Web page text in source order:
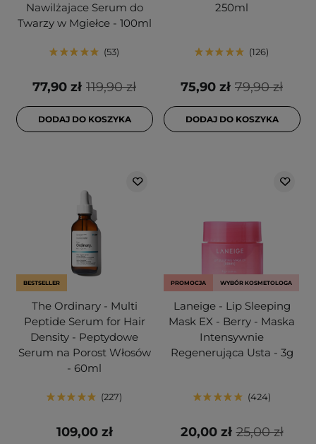
Nawilżajace Serum do
Twarzy w Mgiełce - 100ml
53
119,90 zł
77,90 zł
DODAJ DO KOSZYKA
250ml
126
79,90 zł
75,90 zł
DODAJ DO KOSZYKA
BESTSELLER
The Ordinary - Multi
Peptide Serum for Hair
Density - Peptydowe
Serum na Porost Włosów
- 60ml
227
109,00 zł
PROMOCJA WYBÓR KOSMETOLOGA
Laneige - Lip Sleeping
Mask EX - Berry - Maska
Intensywnie
Regenerująca Usta - 3g
424
25,00 zł
20,00 zł